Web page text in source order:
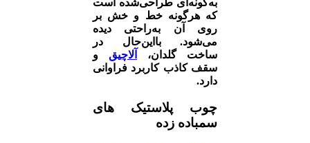
که هرگونه خط و خش بر
روی آن به‌راحتی دیده
می‌شود. بااین‌حال در
ساخت گلدان،
آلاچیق و
سقف کاذب کاربرد فراوانی
دارد.
چوب پلاستیک های
سمباده زده